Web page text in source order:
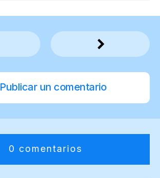
Publicar un comentario
0 comentarios